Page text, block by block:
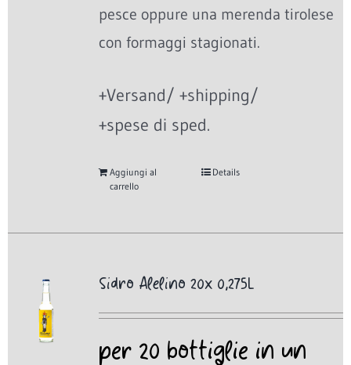
pesce oppure una merenda tirolese
con formaggi stagionati.
+Versand/ +shipping/
+spese di sped.
Aggiungi al
carrello
Details
Sidro Alelino 20x 0,275L
per 20 bottiglie in un